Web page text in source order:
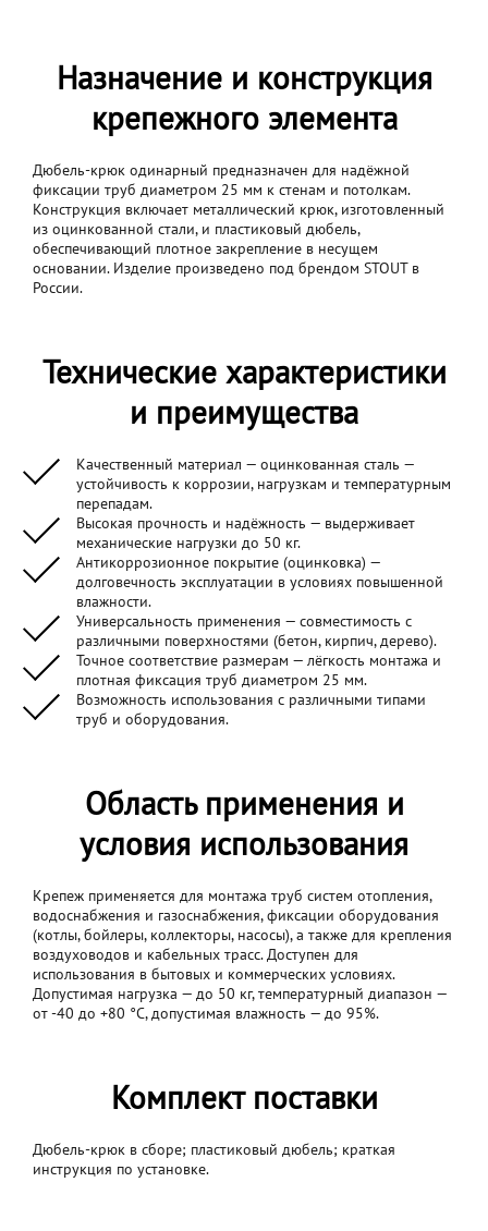
Назначение и конструкция
крепежного элемента
Дюбель-крюк одинарный предназначен для надёжной
фиксации труб диаметром 25 мм к стенам и потолкам.
Конструкция включает металлический крюк, изготовленный
из оцинкованной стали, и пластиковый дюбель,
обеспечивающий плотное закрепление в несущем
основании. Изделие произведено под брендом STOUT в
России.
Технические характеристики
и преимущества
Качественный материал — оцинкованная сталь —
устойчивость к коррозии, нагрузкам и температурным
перепадам.
Высокая прочность и надёжность — выдерживает
механические нагрузки до 50 кг.
Антикоррозионное покрытие (оцинковка) —
долговечность эксплуатации в условиях повышенной
влажности.
Универсальность применения — совместимость с
различными поверхностями (бетон, кирпич, дерево).
Точное соответствие размерам — лёгкость монтажа и
плотная фиксация труб диаметром 25 мм.
Возможность использования с различными типами
труб и оборудования.
Область применения и
условия использования
Крепеж применяется для монтажа труб систем отопления,
водоснабжения и газоснабжения, фиксации оборудования
(котлы, бойлеры, коллекторы, насосы), а также для крепления
воздуховодов и кабельных трасс. Доступен для
использования в бытовых и коммерческих условиях.
Допустимая нагрузка — до 50 кг, температурный диапазон —
от -40 до +80 °C, допустимая влажность — до 95%.
Комплект поставки
Дюбель-крюк в сборе; пластиковый дюбель; краткая
инструкция по установке.